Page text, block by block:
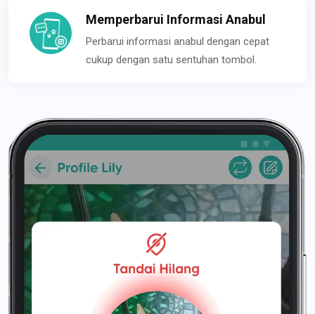
Memperbarui Informasi Anabul
Perbarui informasi anabul dengan cepat
cukup dengan satu sentuhan tombol.